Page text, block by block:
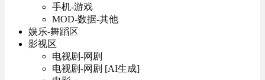
手机-游戏
MOD-数据-其他
娱乐-舞蹈区
影视区
电视剧-网剧
电视剧-网剧 [AI生成]